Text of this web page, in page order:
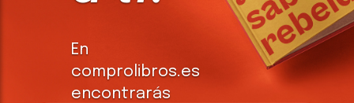
En
comprolibros.es
encontrarás